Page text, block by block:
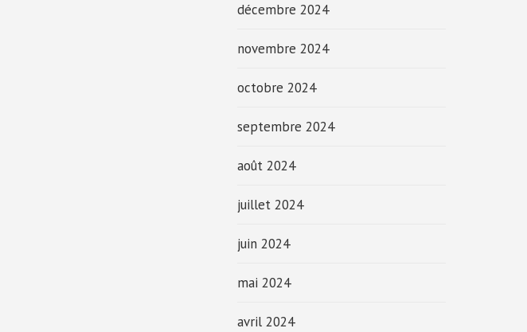
décembre 2024
novembre 2024
octobre 2024
septembre 2024
août 2024
juillet 2024
juin 2024
mai 2024
avril 2024